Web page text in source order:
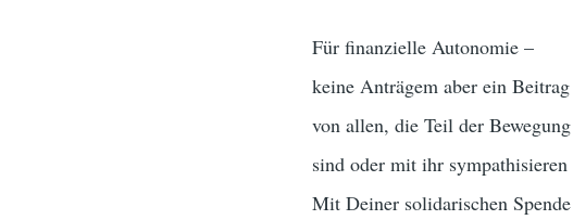
Für finanzielle Autonomie –
keine Anträgem aber ein Beitrag
von allen, die Teil der Bewegung
sind oder mit ihr sympathisieren
Mit Deiner solidarischen Spende